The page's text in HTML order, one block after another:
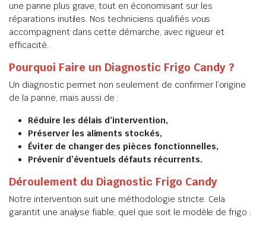
une panne plus grave, tout en économisant sur les
réparations inutiles. Nos techniciens qualifiés vous
accompagnent dans cette démarche, avec rigueur et
efficacité.
Pourquoi Faire un Diagnostic Frigo Candy ?
Un diagnostic permet non seulement de confirmer l’origine
de la panne, mais aussi de :
Réduire les délais d’intervention,
Préserver les aliments stockés,
Éviter de changer des pièces fonctionnelles,
Prévenir d’éventuels défauts récurrents.
Déroulement du Diagnostic Frigo Candy
Notre intervention suit une méthodologie stricte. Cela
garantit une analyse fiable, quel que soit le modèle de frigo :